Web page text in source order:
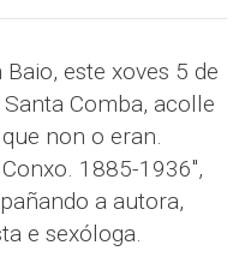
este xoves 5 de
Comba, acolle
non o eran.
1885-1936",
a autora,
e sexóloga.